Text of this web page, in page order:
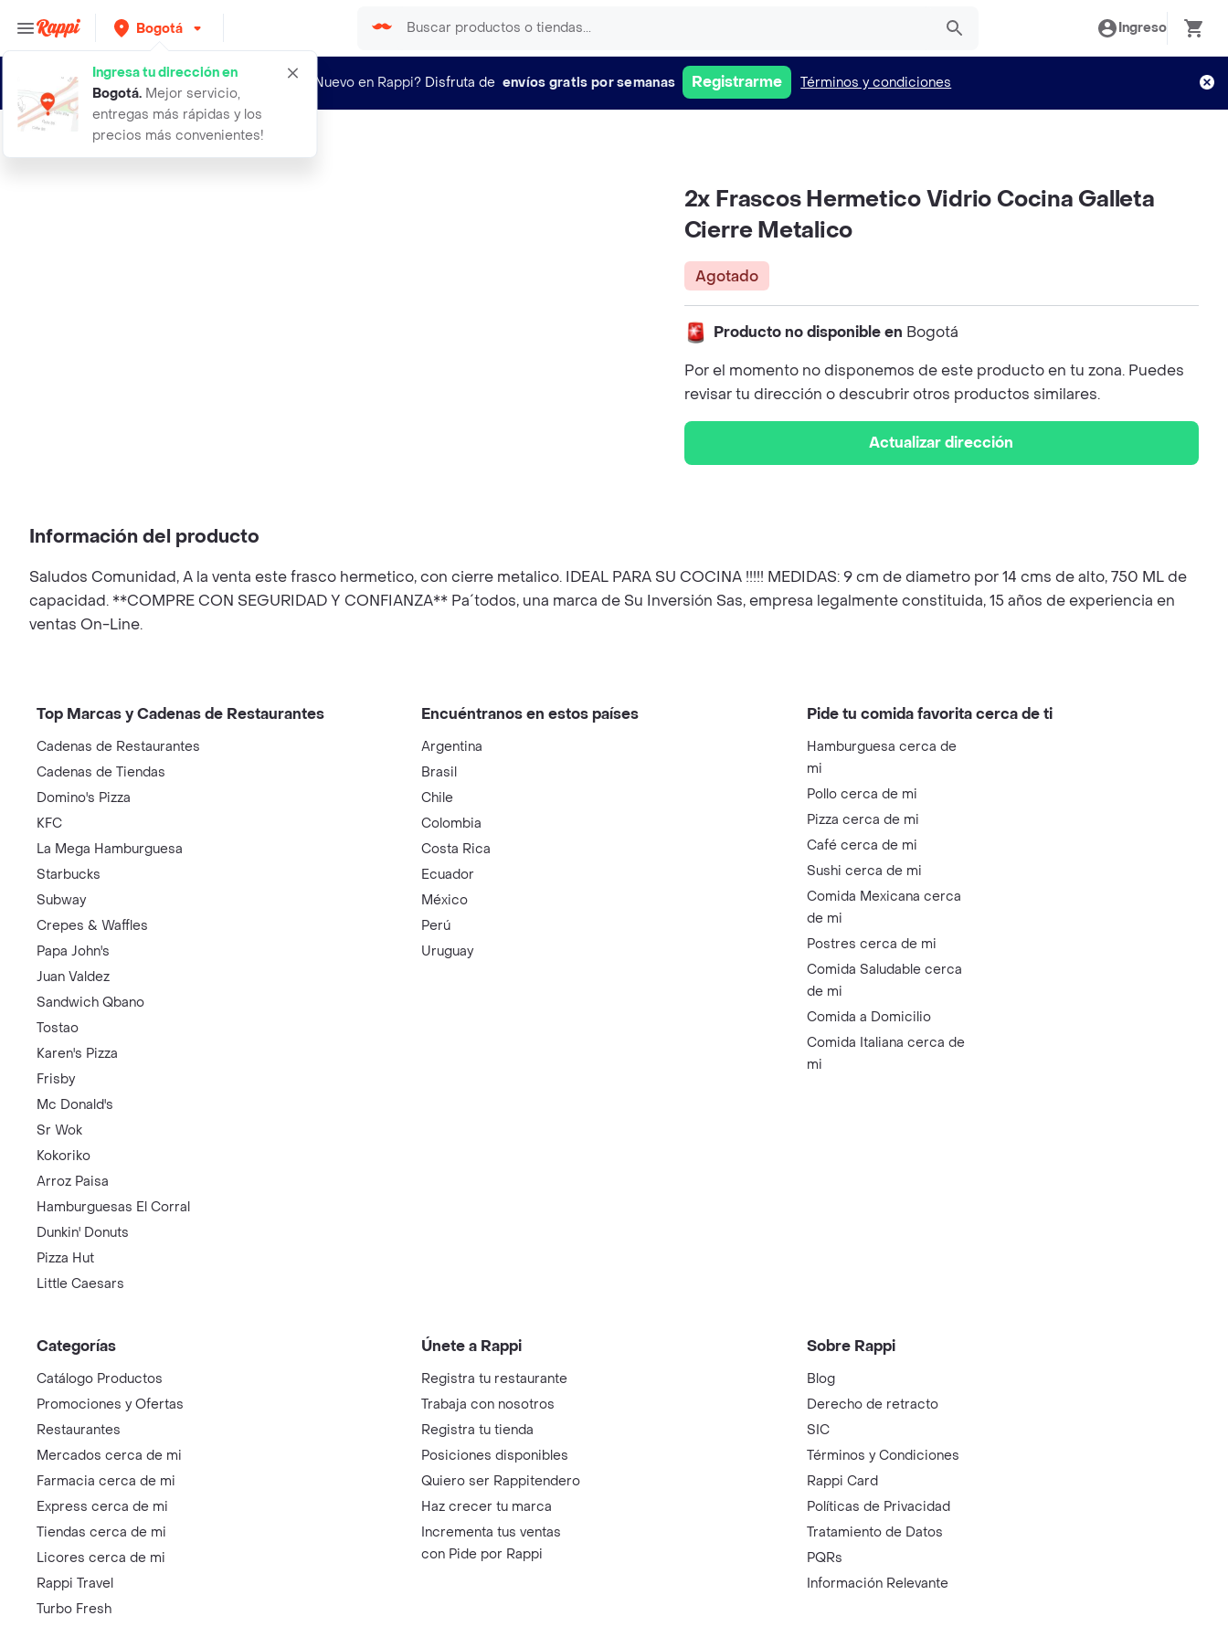
Bogotá
Ingresa tu dirección en
Bogotá. Mejor servicio,
entregas más rápidas y los
precios más convenientes!
Ingreso
¿Nuevo en Rappi? Disfruta de envíos gratis por semanas Registrarme Términos y condiciones
2x frascos hermetico vidrio cocina
2x Frascos Hermetico Vidrio Cocina Galleta
Cierre Metalico
Agotado
Producto no disponible en Bogotá
Por el momento no disponemos de este producto en tu zona. Puedes
revisar tu dirección o descubrir otros productos similares.
Actualizar dirección
Información del producto
Saludos Comunidad, A la venta este frasco hermetico, con cierre metalico. IDEAL PARA SU COCINA !!!!! MEDIDAS: 9 cm de diametro por 14 cms de alto, 750 ML de
capacidad. **COMPRE CON SEGURIDAD Y CONFIANZA** Pa´todos, una marca de Su Inversión Sas, empresa legalmente constituida, 15 años de experiencia en
ventas On-Line.
Top Marcas y Cadenas de Restaurantes
Cadenas de Restaurantes
Cadenas de Tiendas
Domino's Pizza
KFC
La Mega Hamburguesa
Starbucks
Subway
Crepes & Waffles
Papa John's
Juan Valdez
Sandwich Qbano
Tostao
Karen's Pizza
Frisby
Mc Donald's
Sr Wok
Kokoriko
Arroz Paisa
Hamburguesas El Corral
Dunkin' Donuts
Pizza Hut
Little Caesars
Encuéntranos en estos países
Argentina
Brasil
Chile
Colombia
Costa Rica
Ecuador
México
Perú
Uruguay
Pide tu comida favorita cerca de ti
Hamburguesa cerca de
mi
Pollo cerca de mi
Pizza cerca de mi
Café cerca de mi
Sushi cerca de mi
Comida Mexicana cerca
de mi
Postres cerca de mi
Comida Saludable cerca
de mi
Comida a Domicilio
Comida Italiana cerca de
mi
Categorías
Catálogo Productos
Promociones y Ofertas
Restaurantes
Mercados cerca de mi
Farmacia cerca de mi
Express cerca de mi
Tiendas cerca de mi
Licores cerca de mi
Rappi Travel
Turbo Fresh
Únete a Rappi
Registra tu restaurante
Trabaja con nosotros
Registra tu tienda
Posiciones disponibles
Quiero ser Rappitendero
Haz crecer tu marca
Incrementa tus ventas
con Pide por Rappi
Sobre Rappi
Blog
Derecho de retracto
SIC
Términos y Condiciones
Rappi Card
Políticas de Privacidad
Tratamiento de Datos
PQRs
Información Relevante